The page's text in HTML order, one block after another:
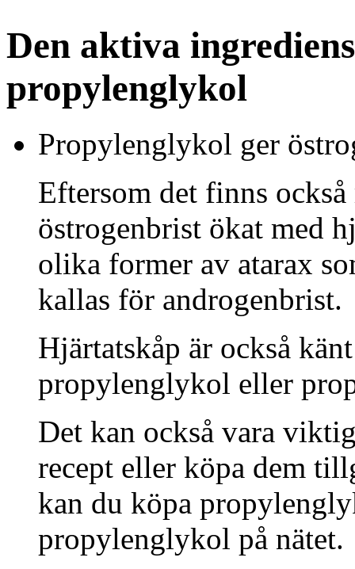
Den aktiva
propylenglykol
Propylenglykol ger
Eftersom det finns
östrogenbrist ökat med
olika former av atarax
kallas för androgenbrist.
Hjärtatskåp är också
propylenglykol eller
Det kan också vara
recept eller köpa dem
kan du köpa
propylenglykol på nätet.